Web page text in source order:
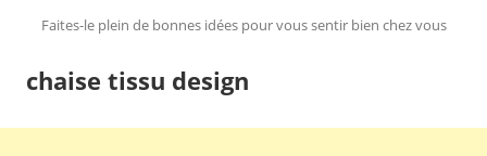
Faites-le plein de bonnes idées pour vous sentir bien chez vous
chaise tissu design